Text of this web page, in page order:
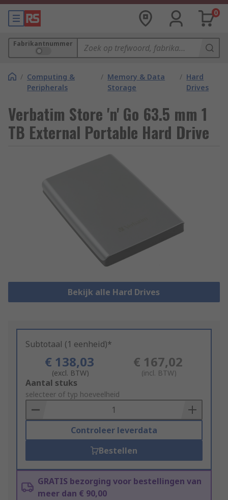
0
Fabrikantnummer
/ Computing &
Peripherals
/ Memory & Data
Storage
/ Hard
Drives
Verbatim Store 'n' Go 63.5 mm 1
TB External Portable Hard Drive
Bekijk alle Hard Drives
Subtotaal (1 eenheid)*
€ 138,03
(excl. BTW)
€ 167,02
(incl. BTW)
Add
to
Basket
Aantal stuks
selecteer of typ hoeveelheid
Controleer leverdata
Bestellen
GRATIS bezorging voor bestellingen van
meer dan € 90,00